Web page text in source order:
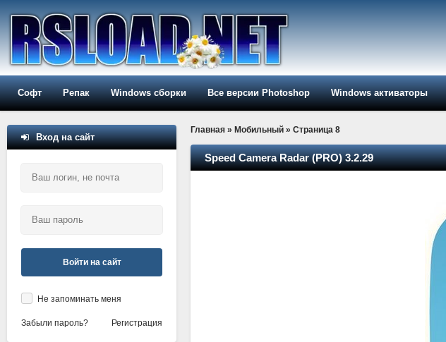
Софт Репак Windows сборки Все версии Photoshop Windows активаторы
Главная » Мобильный » Страница 8
Speed Camera Radar (PRO) 3.2.29
Вход на сайт
Войти на сайт
Не запоминать меня
Забыли пароль? Регистрация